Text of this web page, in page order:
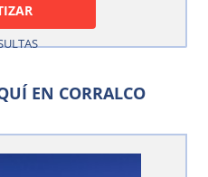
EN CORRALCO